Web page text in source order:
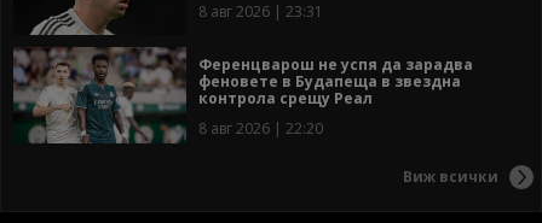
8 авг 2026 | 23:31
Ференцварош не успя да зарадва
феновете в Будапеща в звездна
контрола срещу Реал
8 авг 2026 | 22:20
Виж всички